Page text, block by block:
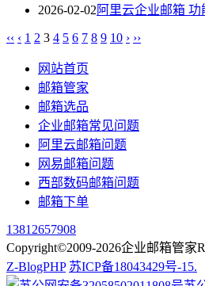
2026-02-02 阿里云企业邮箱
‹‹ ‹ 1 2 3 4 5 6 7 8 9 10 › ››
网站首页
邮箱管家
邮箱选品
企业邮箱常见问题
阿里云邮箱问题
网易邮箱问题
西部数码邮箱问题
邮箱下单
13812657908
Copyright©2009-2026企业邮箱管家
Z-BlogPHP 苏ICP备18043429号-15.